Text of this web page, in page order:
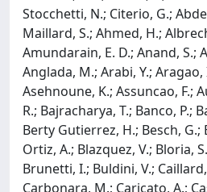
Stocchetti, N.; Citerio, G.;
Maillard, S.; Ahmed, H.;
Amundarain, E. D.; Anand, S.;
Anglada, M.; Arabi, Y.;
Asehnoune, K.; Assuncao, F.;
R.; Bajracharya, T.; Banco, P.;
Berty Gutierrez, H.; Besch, G.;
Ortiz, A.; Blazquez, V.; Bloria,
Brunetti, I.; Buldini, V.;
Carbonara, M.; Caricato, A.;